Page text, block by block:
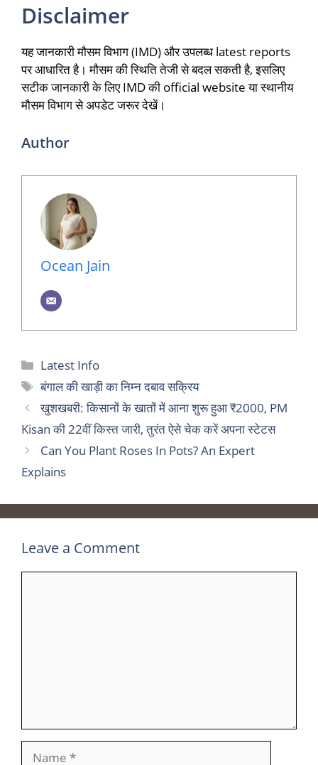
Disclaimer
यह जानकारी मौसम विभाग (IMD) और उपलब्ध latest reports
पर आधारित है। मौसम की स्थिति तेजी से बदल सकती है, इसलिए
सटीक जानकारी के लिए IMD की official website या स्थानीय
मौसम विभाग से अपडेट जरूर देखें।
Author
Ocean Jain
Categories
Latest Info
Tags
बंगाल की खाड़ी का निम्न दबाव सक्रिय
खुशखबरी: किसानों के खातों में आना शुरू हुआ ₹2000, PM
Kisan की 22वीं किस्त जारी, तुरंत ऐसे चेक करें अपना स्टेटस
Can You Plant Roses In Pots? An Expert
Explains
Leave a Comment